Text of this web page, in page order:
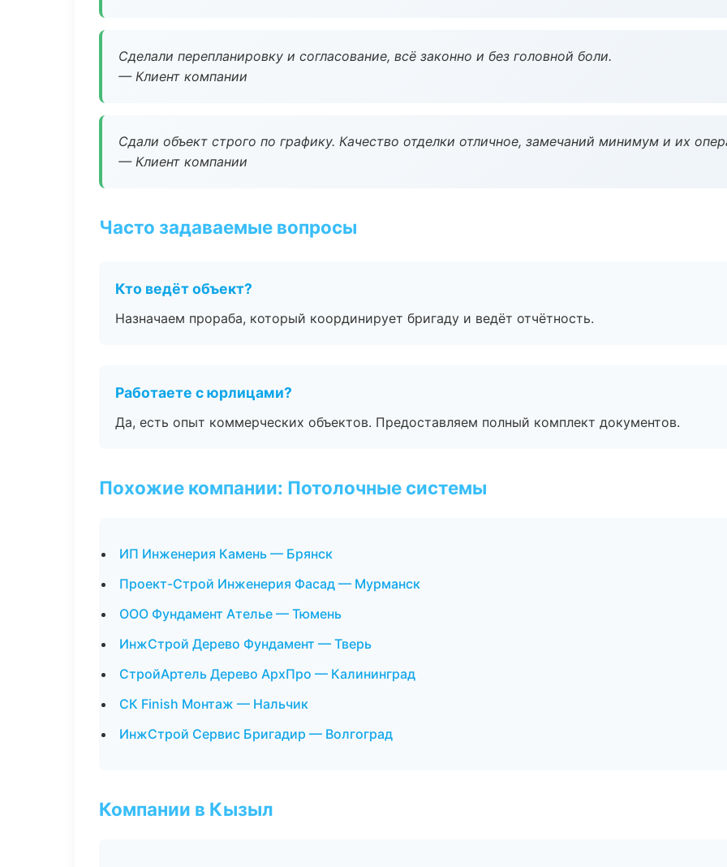
Сделали перепланировку и согласование, всё законно и без головной боли.
— Клиент компании
Сдали объект строго по графику. Качество отделки отличное, замечаний минимум и их
— Клиент компании
Часто задаваемые вопросы
Кто ведёт объект?
Назначаем прораба, который координирует бригаду и ведёт отчётность.
Работаете с юрлицами?
Да, есть опыт коммерческих объектов. Предоставляем полный комплект документов.
Похожие компании: Потолочные системы
ИП Инженерия Камень — Брянск
Проект-Строй Инженерия Фасад — Мурманск
ООО Фундамент Ателье — Тюмень
ИнжСтрой Дерево Фундамент — Тверь
СтройАртель Дерево АрхПро — Калининград
СК Finish Монтаж — Нальчик
ИнжСтрой Сервис Бригадир — Волгоград
Компании в Кызыл